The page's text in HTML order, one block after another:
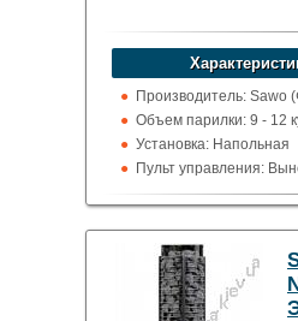
Производитель: Sawo
Объем парилки: 9 - 12
Установка: Напольная
Пульт управления:
100 град.)
коммерции
Тип кожуха: Сеточного